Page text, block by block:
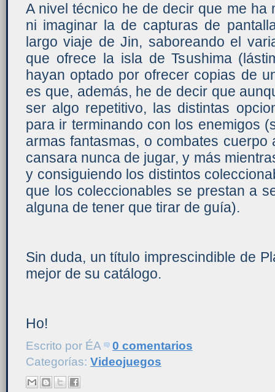
A nivel técnico he de decir que me ha
ni imaginar la de capturas de
largo viaje de Jin, saboreando el
que ofrece la isla de Tsushima
hayan optado por ofrecer copias de
es que, además, he de decir que
ser algo repetitivo, las distintas
para ir terminando con los enemigos
armas fantasmas, o combates
cansara nunca de jugar, y más
y consiguiendo los distintos
que los coleccionables se prestan a
alguna de tener que tirar de guía).
Sin duda, un título imprescindible de
mejor de su catálogo.
Ho!
Escrito por ÉA
0 comentarios
Categorías: Videojuegos